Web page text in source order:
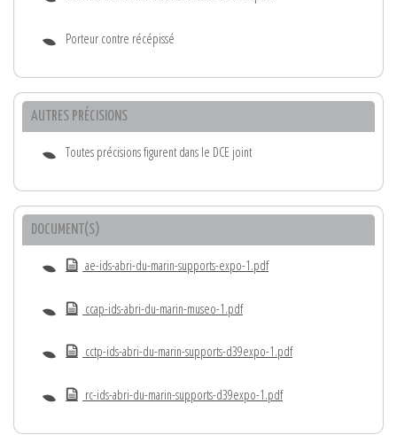
Porteur contre récépissé
AUTRES PRÉCISIONS
Toutes précisions figurent dans le DCE joint
DOCUMENT(S)
ae-ids-abri-du-marin-supports-expo-1.pdf
ccap-ids-abri-du-marin-museo-1.pdf
cctp-ids-abri-du-marin-supports-d39expo-1.pdf
rc-ids-abri-du-marin-supports-d39expo-1.pdf